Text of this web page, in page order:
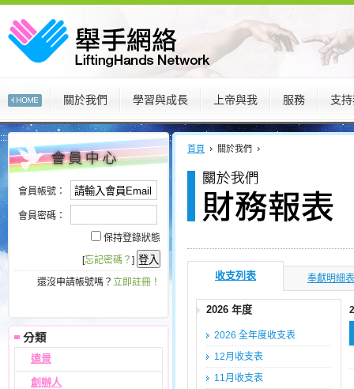
關於我們 學習與成長 上帝與我 服務 支
:::
會員帳號：
會員密碼：
保持登錄狀態
[忘記密碼？ ]
還沒申請帳號嗎？ 立即註冊！
遠景
創辦人
:::
首頁 關於我們
收支列表 奉獻明細表
2026 年度
2026 全年度收支表
12月收支表
11月收支表